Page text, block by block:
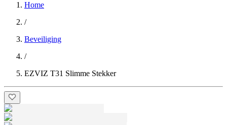
Home
/
Beveiliging
/
EZVIZ T31 Slimme Stekker